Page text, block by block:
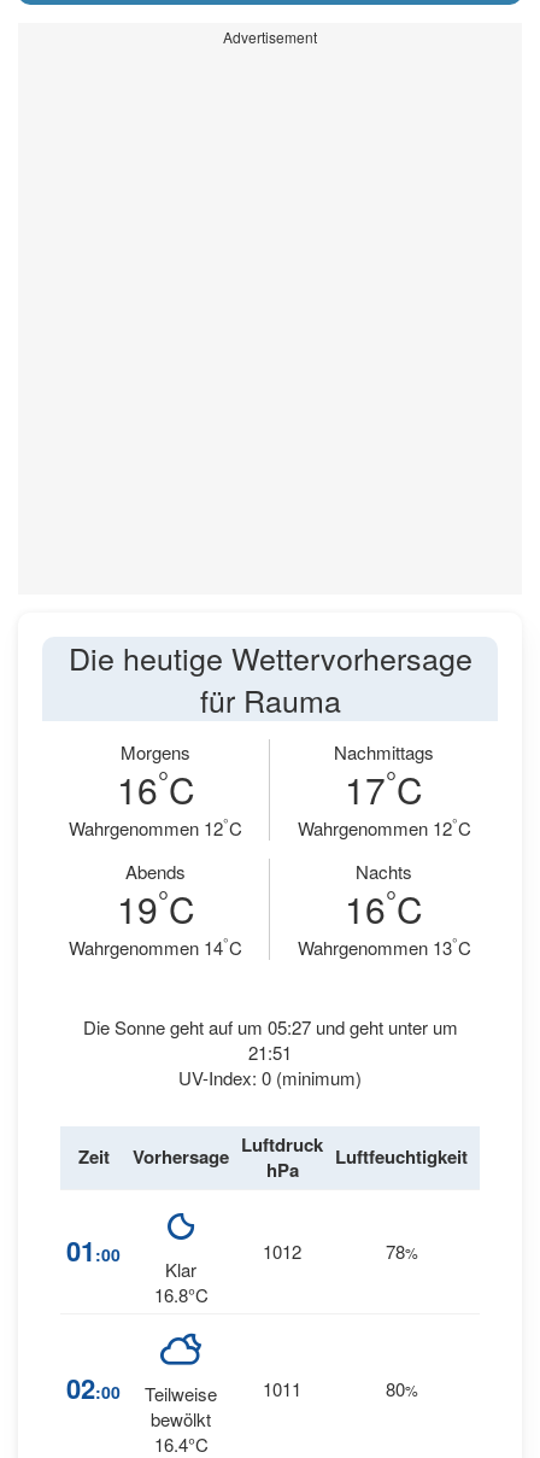
Advertisement
Die heutige Wettervorhersage
für Rauma
Morgens
16°C
Wahrgenommen 12°C
Nachmittags
17°C
Wahrgenommen 12°C
Abends
19°C
Wahrgenommen 14°C
Nachts
16°C
Wahrgenommen 13°C
Die Sonne geht auf um 05:27 und geht unter um
21:51
UV-Index: 0 (minimum)
Zeit Vorhersage Luftdruck
hPa
Luftfeuchtigkeit
01 :00
Klar
16.8°C
1012 78%
02:00
Teilweise
bewölkt
16.4°C
1011 80%